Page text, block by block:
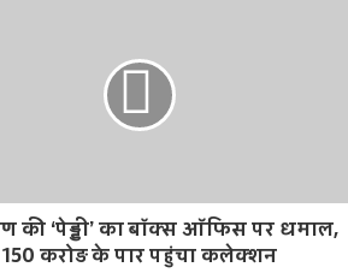
की ‘पेड्डी’ का बॉक्स ऑफिस पर धमाल,
150 करोड़ के पार पहुंचा कलेक्शन